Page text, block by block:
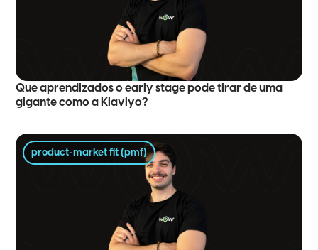
Que aprendizados o early stage pode tirar de uma
gigante como a Klaviyo?
product-market fit (pmf)